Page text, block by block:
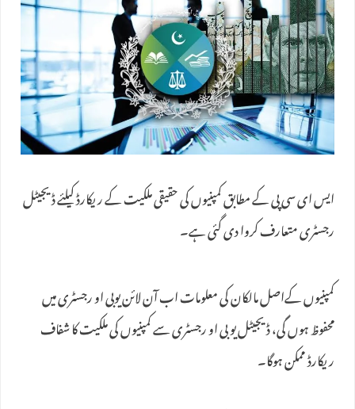
ایس ای سی پی کے مطابق کمپنیوں کی حقیقی ملکیت کے ریکارڈ کیلئے ڈیجیٹل
رجسٹری متعارف کروا دی گئی ہے۔
کمپنیوں کےاصل مالکان کی معلومات اب آن لائن یوبی او رجسٹری میں
محفوظ ہوں گی، ڈیجیٹل یو بی او رجسٹری سے کمپنیوں کی ملکیت کا شفاف
ریکارڈ ممکن ہوگا۔